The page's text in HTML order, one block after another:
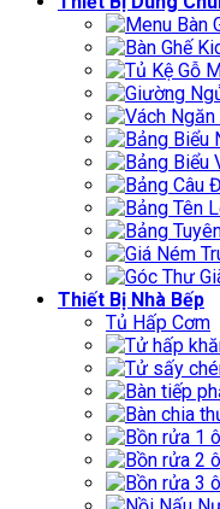
Thiết Bị Nhà Bếp
Tủ Hấp Cơm